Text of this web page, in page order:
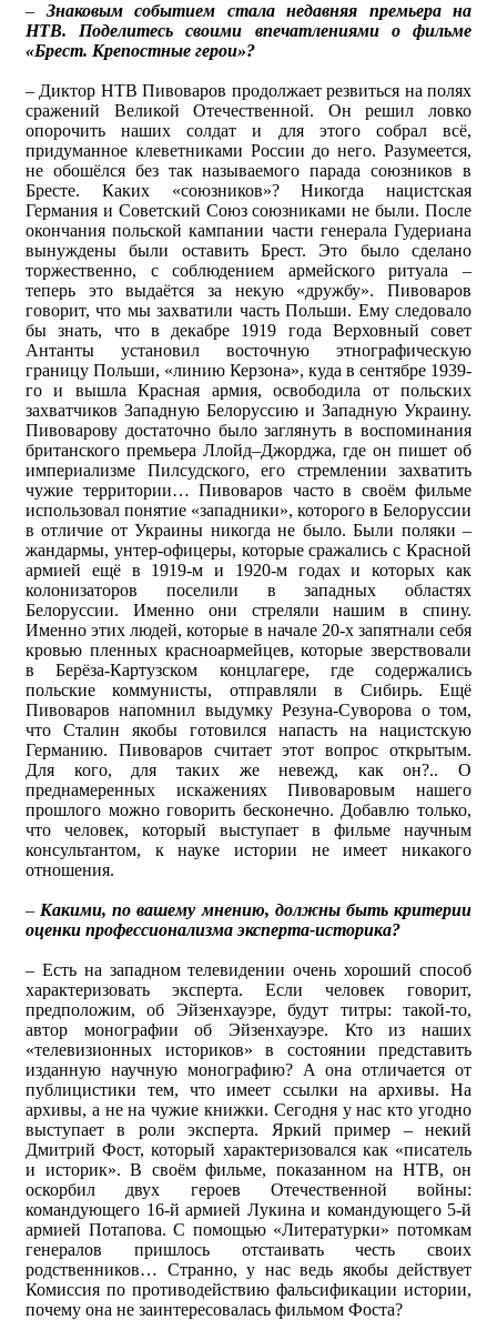
– Знаковым событием стала недавняя премьера на
НТВ. Поделитесь своими впечатлениями о фильме
«Брест. Крепостные герои»?
– Диктор НТВ Пивоваров продолжает резвиться на полях
сражений Великой Отечественной. Он решил ловко
опорочить наших солдат и для этого собрал всё,
придуманное клеветниками России до него. Разумеется,
не обошёлся без так называемого парада союзников в
Бресте. Каких «союзников»? Никогда нацистская
Германия и Советский Союз союзниками не были. После
окончания польской кампании части генерала Гудериана
вынуждены были оставить Брест. Это было сделано
торжественно, с соблюдением армейского ритуала –
теперь это выдаётся за некую «дружбу». Пивоваров
говорит, что мы захватили часть Польши. Ему следовало
бы знать, что в декабре 1919 года Верховный совет
Антанты установил восточную этнографическую
границу Польши, «линию Керзона», куда в сентябре 1939-
го и вышла Красная армия, освободила от польских
захватчиков Западную Белоруссию и Западную Украину.
Пивоварову достаточно было заглянуть в воспоминания
британского премьера Ллойд–Джорджа, где он пишет об
империализме Пилсудского, его стремлении захватить
чужие территории… Пивоваров часто в своём фильме
использовал понятие «западники», которого в Белоруссии
в отличие от Украины никогда не было. Были поляки –
жандармы, унтер-офицеры, которые сражались с Красной
армией ещё в 1919-м и 1920-м годах и которых как
колонизаторов поселили в западных областях
Белоруссии. Именно они стреляли нашим в спину.
Именно этих людей, которые в начале 20-х запятнали себя
кровью пленных красноармейцев, которые зверствовали
в Берёза-Картузском концлагере, где содержались
польские коммунисты, отправляли в Сибирь. Ещё
Пивоваров напомнил выдумку Резуна-Суворова о том,
что Сталин якобы готовился напасть на нацистскую
Германию. Пивоваров считает этот вопрос открытым.
Для кого, для таких же невежд, как он?.. О
преднамеренных искажениях Пивоваровым нашего
прошлого можно говорить бесконечно. Добавлю только,
что человек, который выступает в фильме научным
консультантом, к науке истории не имеет никакого
отношения.
– Какими, по вашему мнению, должны быть критерии
оценки профессионализма эксперта-историка?
– Есть на западном телевидении очень хороший способ
характеризовать эксперта. Если человек говорит,
предположим, об Эйзенхауэре, будут титры: такой-то,
автор монографии об Эйзенхауэре. Кто из наших
«телевизионных историков» в состоянии представить
изданную научную монографию? А она отличается от
публицистики тем, что имеет ссылки на архивы. На
архивы, а не на чужие книжки. Сегодня у нас кто угодно
выступает в роли эксперта. Яркий пример – некий
Дмитрий Фост, который характеризовался как «писатель
и историк». В своём фильме, показанном на НТВ, он
оскорбил двух героев Отечественной войны:
командующего 16-й армией Лукина и командующего 5-й
армией Потапова. С помощью «Литературки» потомкам
генералов пришлось отстаивать честь своих
родственников… Странно, у нас ведь якобы действует
Комиссия по противодействию фальсификации истории,
почему она не заинтересовалась фильмом Фоста?